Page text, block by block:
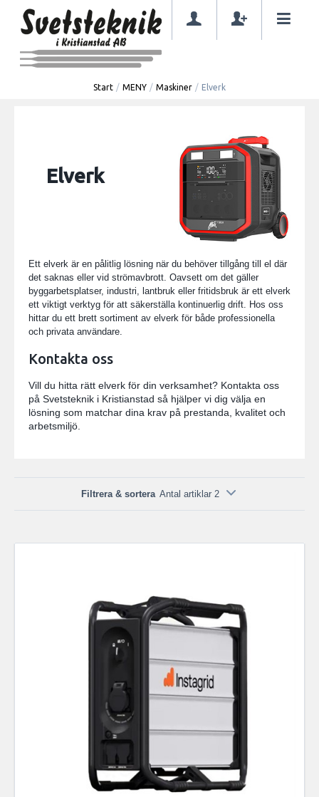
Start / MENY / Maskiner / Elverk
Elverk
Ett elverk är en pålitlig lösning när du behöver tillgång till el där
det saknas eller vid strömavbrott. Oavsett om det gäller
byggarbetsplatser, industri, lantbruk eller fritidsbruk är ett elverk
ett viktigt verktyg för att säkerställa kontinuerlig drift. Hos oss
hittar du ett brett sortiment av elverk för både professionella
och privata användare.
Kontakta oss
Vill du hitta rätt elverk för din verksamhet? Kontakta oss
på Svetsteknik i Kristianstad så hjälper vi dig välja en
lösning som matchar dina krav på prestanda, kvalitet och
arbetsmiljö.
Filtrera & sortera Antal artiklar 2